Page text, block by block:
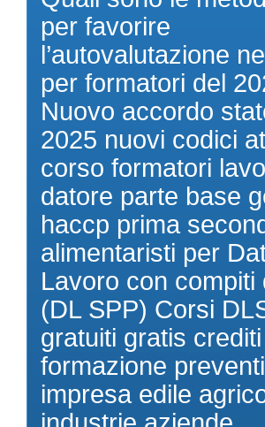
per favorire
l’autovalutazione
per formatori del
Nuovo accordo
2025 nuovi codici
corso formatori
datore parte base
haccp prima
alimentaristi per
Lavoro con compiti
(DL SPP) Corsi
gratuiti gratis crediti
formazione
impresa edile